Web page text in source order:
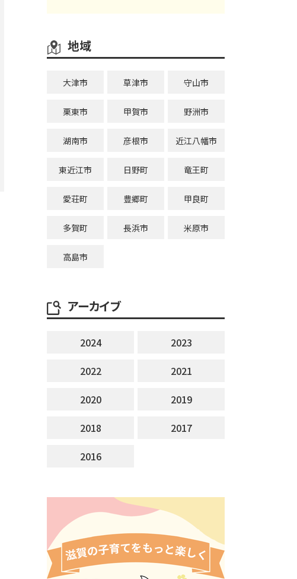
地域
大津市 草津市 守山市
栗東市 甲賀市 野洲市
湖南市 彦根市 近江八幡市
東近江市 日野町 竜王町
愛荘町 豊郷町 甲良町
多賀町 長浜市 米原市
高島市
アーカイブ
2024
2023
2022
2021
2020
2019
2018
2017
2016